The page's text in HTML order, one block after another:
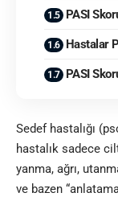
PASI
Hastalar
PASI
Sedef hastalığı
hastalık sadece
yanma, ağrı,
ve bazen